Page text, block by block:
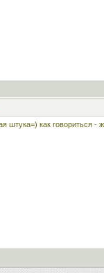
как говориться -